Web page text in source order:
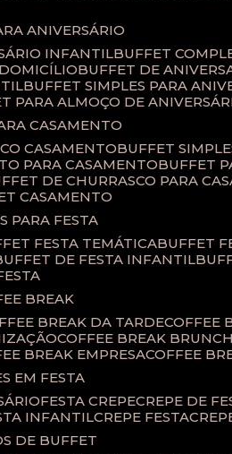
ANIVERSÁRIO
INFANTIL
BUFFET
BUFFET DE
BUFFET SIMPLES PARA
PARA ALMOÇO DE
CASAMENTO
CASAMENTO
BUFFET
PARA CASAMENTO
BUFFET
DE CHURRASCO PARA
CASAMENTO
PARA FESTA
FESTA TEMÁTICA
BUFFET
BUFFET DE FESTA INFANTIL
BREAK
BREAK DA TARDE
COFFEE BREAK
BREAK EMPRESA COFFEE
EM FESTA
FESTA CREPE CREPE DE
INFANTIL CREPE FESTA
DE BUFFET